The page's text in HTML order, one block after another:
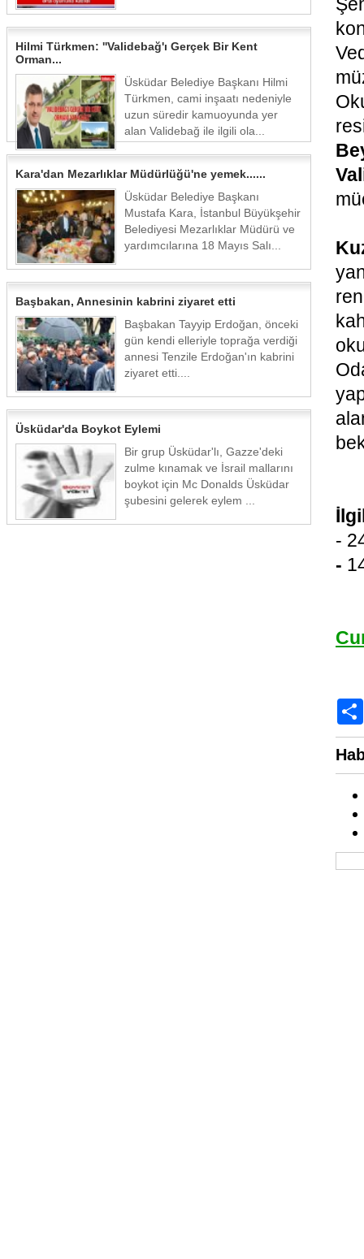
Hilmi Türkmen: ''Validebağ'ı Gerçek Bir Kent
Orman...
Üsküdar Belediye Başkanı Hilmi
Türkmen, cami inşaatı nedeniyle
uzun süredir kamuoyunda yer
alan Validebağ ile ilgili ola...
Kara'dan Mezarlıklar Müdürlüğü'ne yemek......
Üsküdar Belediye Başkanı
Mustafa Kara, İstanbul Büyükşehir
Belediyesi Mezarlıklar Müdürü ve
yardımcılarına 18 Mayıs Salı...
Başbakan, Annesinin kabrini ziyaret etti
Başbakan Tayyip Erdoğan, önceki
gün kendi elleriyle toprağa verdiği
annesi Tenzile Erdoğan'ın kabrini
ziyaret etti....
Üsküdar'da Boykot Eylemi
Bir grup Üsküdar'lı, Gazze'deki
zulme kınamak ve İsrail mallarını
boykot için Mc Donalds Üsküdar
şubesini gelerek eylem ...
-
-